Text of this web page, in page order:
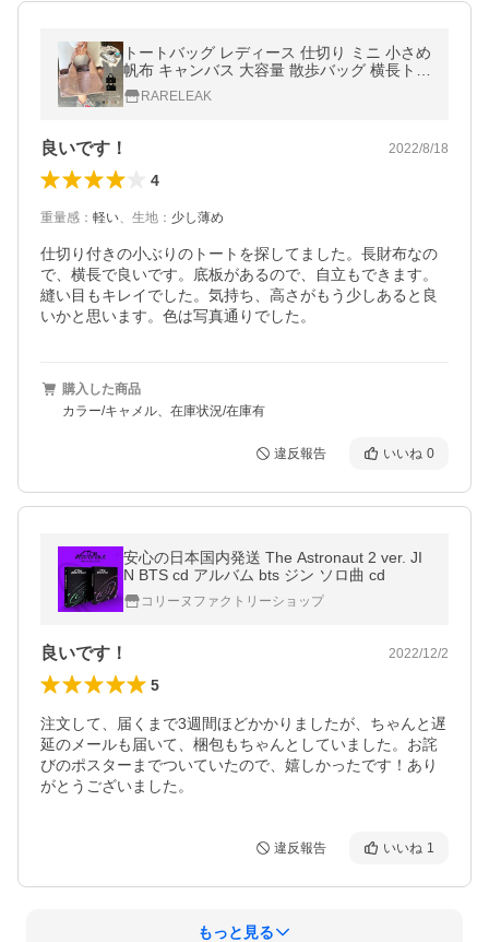
トートバッグ レディース 仕切り ミニ 小さめ
帆布 キャンバス 大容量 散歩バッグ 横長トー
ト バッグ おしゃれ 人気 通勤 イニシャル 名
入れ 送料無料
RARELEAK
良いです！ 2022/8/18
4
重量感 ： 軽い、 生地 ： 少し薄め
仕切り付きの小ぶりのトートを探してました。長財布なの
で、横長で良いです。底板があるので、自立もできます。
縫い目もキレイでした。気持ち、高さがもう少しあると良
いかと思います。色は写真通りでした。
購入した商品
カラー/キャメル、在庫状況/在庫有
違反報告 いいね 0
安心の日本国内発送 The Astronaut 2 ver. JI
N BTS cd アルバム bts ジン ソロ曲 cd
コリーヌファクトリーショップ
良いです！ 2022/12/2
5
注文して、届くまで3週間ほどかかりましたが、ちゃんと遅
延のメールも届いて、梱包もちゃんとしていました。お詫
びのポスターまでついていたので、嬉しかったです！あり
がとうございました。
違反報告 いいね 1
もっと見る